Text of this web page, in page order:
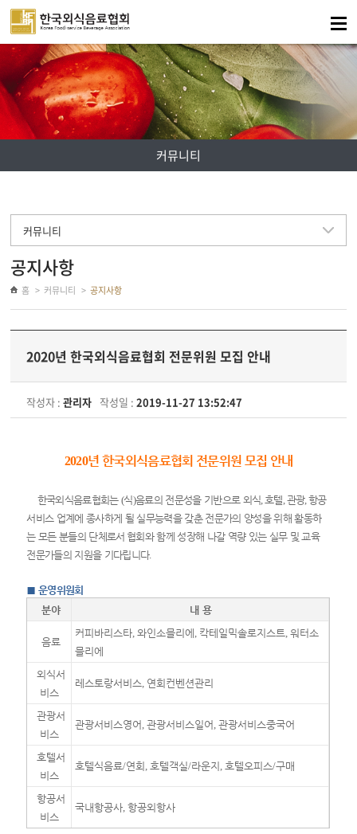
주메뉴 바로가기
컨텐츠 바로가기
커뮤니티
커뮤니티
공지사항
홈 커뮤니티 공지사항
2020년 한국외식음료협회 전문위원 모집 안내
작성자 :관리자 작성일 :2019-11-27 13:52:47
2020년 한국외식음료협회 전문위원 모집 안내
한국외식음료협회는(식)음료의 전문성을 기반으로 외식 호텔 관광, 항공
서비스 업계에 종사하게 될 실무능력을 갖춘 전문가의 양성을 위해 활동하
는 모든 분들의 단체로서 협회와 함께 성장해 나갈 역량 있는 실무 및 교육
전문가들의 지원을 기다립니다.
■운영위원회
분야
내 용
음료
커피바리스타 ,와인소믈리에 칵테일믹솔로지스트 ,워터소
믈리에
외식서
비스
레스토랑서비스 연회컨벤션관리
관광서
비스
관광서비스영어 ,관광서비스일어 ,관광서비스중국어
호텔서
비스
호텔식음료/연회 호텔객실/라운지 호텔오피스/구매
항공서
비스
국내항공사 ,항공외항사